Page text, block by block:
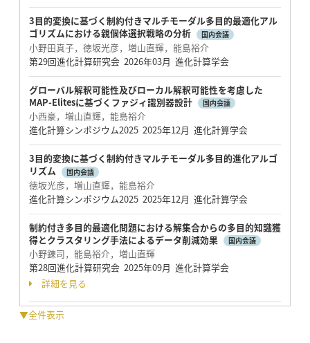
3目的変換に基づく制約付きマルチモーダル多目的最適化アル
ゴリズムにおける親個体選択戦略の分析
国内会議
小野田真子，徳坂光彦，増山直輝，能島裕介
第29回進化計算研究会 2026年03月 進化計算学会
グローバル解釈可能性及びローカル解釈可能性を考慮した
MAP-Elitesに基づくファジィ識別器設計
国内会議
小西豪，増山直輝，能島裕介
進化計算シンポジウム2025 2025年12月 進化計算学会
3目的変換に基づく制約付きマルチモーダル多目的進化アルゴ
リズム
国内会議
徳坂光彦，増山直輝，能島裕介
進化計算シンポジウム2025 2025年12月 進化計算学会
制約付き多目的最適化問題における解集合からの多目的知識獲
得とクラスタリング手法によるデータ削減効果
国内会議
小野錬司，能島裕介，増山直輝
第28回進化計算研究会 2025年09月 進化計算学会
詳細を見る
▼全件表示